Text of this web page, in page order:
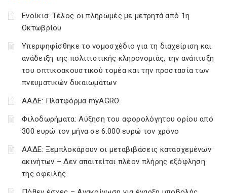
Ενοίκια: Τέλος οι πληρωμές με μετρητά από 1η
Οκτωβρίου
Υπερψηφίσθηκε το νομοσχέδιο για τη διαχείριση και
ανάδειξη της πολιτιστικής κληρονομιάς, την ανάπτυξη
του οπτικοακουστικού τομέα και την προστασία των
πνευματικών δικαιωμάτων
ΑΑΔΕ: Πλατφόρμα myAGRO
Φιλοδωρήματα: Αύξηση του αφορολόγητου ορίου από
300 ευρώ τον μήνα σε 6.000 ευρώ τον χρόνο
ΑΑΔΕ: Ξεμπλοκάρουν οι μεταβιβάσεις κατασχεμένων
ακινήτων – Δεν απαιτείται πλέον πλήρης εξόφληση
της οφειλής